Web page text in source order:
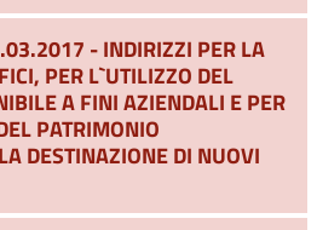
- INDIRIZZI PER LA
PER L`UTILIZZO DEL
A FINI AZIENDALI E PER
PATRIMONIO
DESTINAZIONE DI NUOVI